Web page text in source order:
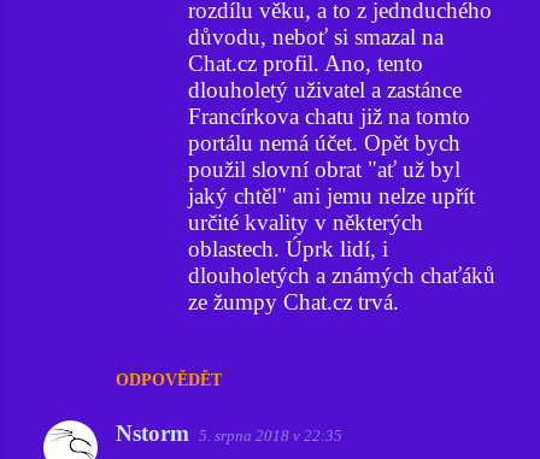
ODPOVĚDĚT
rozdílu věku, a to z jednduchého
důvodu, neboť si smazal na
Chat.cz profil. Ano, tento
dlouholetý uživatel a zastánce
Francírkova chatu již na tomto
portálu nemá účet. Opět bych
použil slovní obrat "ať už byl
jaký chtěl" ani jemu nelze upřít
určité kvality v některých
oblastech. Úprk lidí, i
dlouholetých a známých chaťáků
ze žumpy Chat.cz trvá.
Nstorm 5. srpna 2018 v 22:35